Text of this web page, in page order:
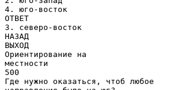
4. юго-восток
ОТВЕТ
3. северо-восток
НАЗАД
ВЫХОД
Ориентирование на
местности
500
Где нужно оказаться, чтоб любое